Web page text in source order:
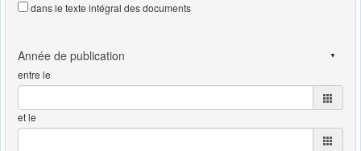
dans le texte intégral des documents
entre le
et le